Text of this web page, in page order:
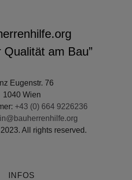
Qualität am Bau”
Eugenstr. 76
1040 Wien
+43 (0) 664 9226236
All rights reserved.
INFOS